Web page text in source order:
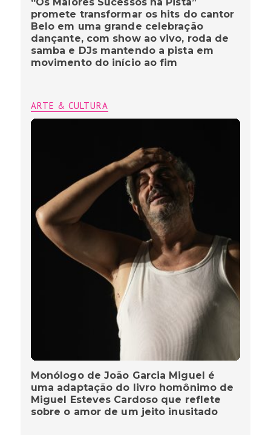
“Os Maiores Sucessos na Pista”
promete transformar os hits do cantor
Belo em uma grande celebração
dançante, com show ao vivo, roda de
samba e DJs mantendo a pista em
movimento do início ao fim
ARTE & CULTURA
Monólogo de João Garcia Miguel é
uma adaptação do livro homônimo de
Miguel Esteves Cardoso que reflete
sobre o amor de um jeito inusitado